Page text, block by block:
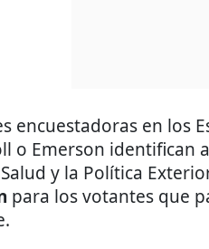
encuestadoras en los
o Emerson identifican
y la Política
para los votantes que